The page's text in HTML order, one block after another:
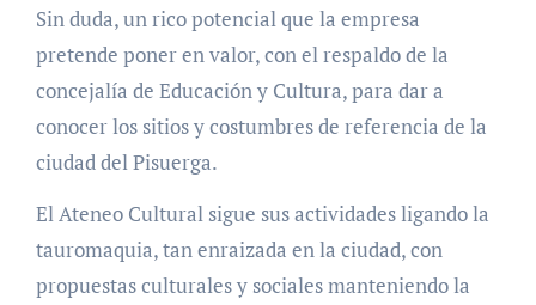
Sin duda, un rico potencial que la empresa
pretende poner en valor, con el respaldo de la
concejalía de Educación y Cultura, para dar a
conocer los sitios y costumbres de referencia de la
ciudad del Pisuerga.
El Ateneo Cultural sigue sus actividades ligando la
tauromaquia, tan enraizada en la ciudad, con
propuestas culturales y sociales manteniendo la